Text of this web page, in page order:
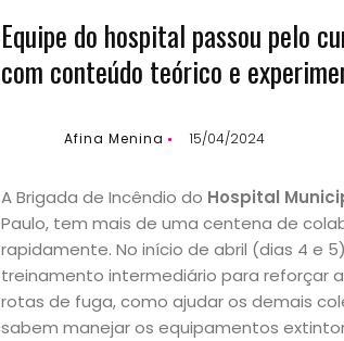
Equipe do hospital passou pelo
com conteúdo teórico e
Afina Menina 15/04/2024
A Brigada de Incêndio do Hospital
Paulo, tem mais de uma centena de
rapidamente. No início de abril (dias 4 e
treinamento intermediário para reforçar
rotas de fuga, como ajudar os demais
sabem manejar os equipamentos